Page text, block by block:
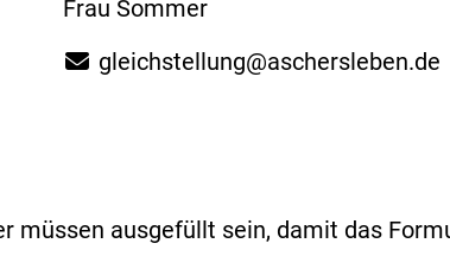
Frau Sommer
gleichstellung@aschersleben.de
müssen ausgefüllt sein, damit das